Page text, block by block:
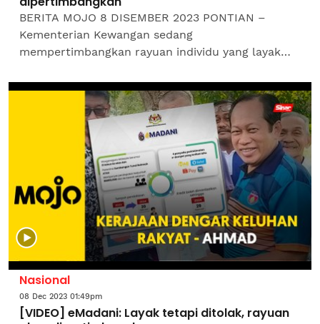
BERITA MOJO 8 DISEMBER 2023 PONTIAN –
Kementerian Kewangan sedang
mempertimbangkan rayuan individu yang layak
eMadani, lapor wartawan Sinar Harian...
Nasional
08 Dec 2023 01:49pm
[VIDEO] eMadani: Layak tetapi ditolak, rayuan